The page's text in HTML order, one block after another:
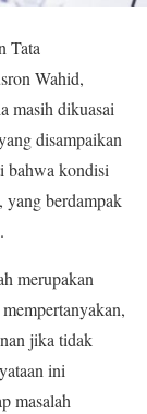
Tata
Wahid,
masih dikuasai
disampaikan
bahwa kondisi
yang berdampak
merupakan
jika tidak
ini
masalah